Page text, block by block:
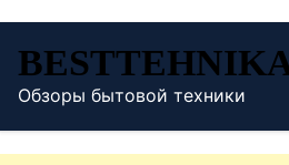
содержимому
Обзоры бытовой техники